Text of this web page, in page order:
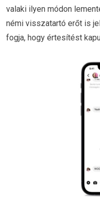
valaki ilyen módon
némi visszatartó erőt is
fogja, hogy értesítést